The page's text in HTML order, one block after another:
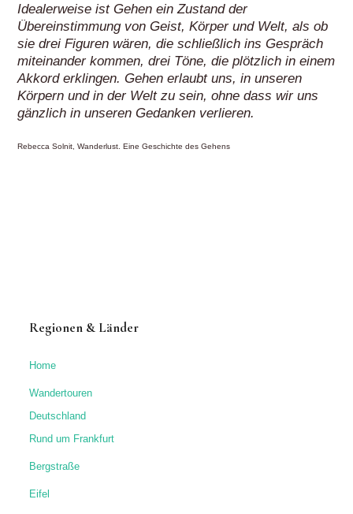
Idealerweise ist Gehen ein Zustand der
Übereinstimmung von Geist, Körper und Welt, als ob
sie drei Figuren wären, die schließlich ins Gespräch
miteinander kommen, drei Töne, die plötzlich in einem
Akkord erklingen. Gehen erlaubt uns, in unseren
Körpern und in der Welt zu sein, ohne dass wir uns
gänzlich in unseren Gedanken verlieren.
Rebecca Solnit, Wanderlust. Eine Geschichte des Gehens
Regionen & Länder
Home
Wandertouren
Deutschland
Rund um Frankfurt
Bergstraße
Eifel